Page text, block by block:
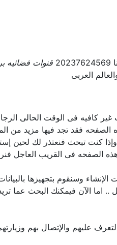
قنوات فضائيه
العربى
كافيه فى الوقت الحالى
فقد تجد فيها مزيد من
وإذا كنت تبحث فنعتذر لك لحين
الصفحه فى القريب العاجل
وسنقوم بتجهيزها
اما الآن فيمكنك البحث عما
عليهم والإتصال بهم